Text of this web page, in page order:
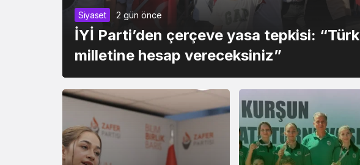
Siyaset 2 gün önce
İYİ Parti’den çerçeve yasa tepkisi: “Türk
milletine hesap vereceksiniz”